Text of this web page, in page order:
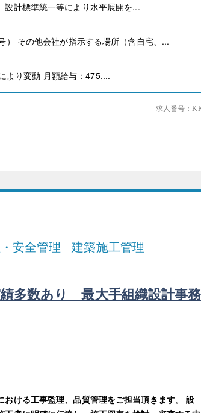
計標準統一等により水平展開を...
） その他会社が指示する場所（含自宅、...
より変動 月額給与：475,...
求人番号：
安全管理
建築施工管理
績多数あり 最大手組織設計事務
ける工事監理、品質管理をご担当頂きます。 設